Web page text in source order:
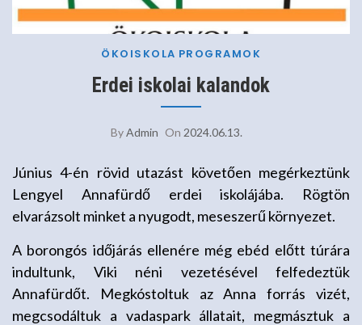
ÖKOISKOLA PROGRAMOK
Erdei iskolai kalandok
ByAdmin On 2024.06.13.
Június 4-én rövid utazást követően megérkeztünk
Lengyel Annafürdő erdei iskolájába. Rögtön
elvarázsolt minket a nyugodt, meseszerű környezet.
A borongós időjárás ellenére még ebéd előtt túrára
indultunk, Viki néni vezetésével felfedeztük
Annafürdőt. Megkóstoltuk az Anna forrás vizét,
megcsodáltuk a vadaspark állatait, megmásztuk a